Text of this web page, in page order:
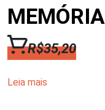
R$35,20
Leia mais